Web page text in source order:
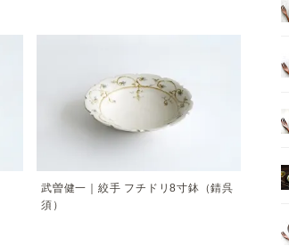
武曽健一｜絞手 フチドリ8寸鉢（錆呉
須）